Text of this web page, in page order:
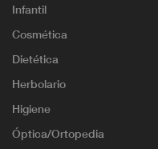
Infantil
Cosmética
Dietética
Herbolario
Higiene
Óptica/Ortopedia